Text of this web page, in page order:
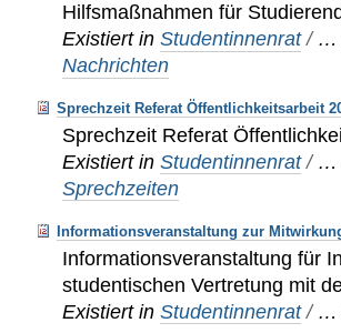
Hilfsmaßnahmen für
Existiert in Studentinnenrat /
Nachrichten
Sprechzeit Referat Öffentlichkeitsarbeit
Sprechzeit Referat
Existiert in Studentinnenrat /
Sprechzeiten
Informationsveranstaltung zur
Informationsveranstaltung für
studentischen Vertretung mit
Existiert in Studentinnenrat /